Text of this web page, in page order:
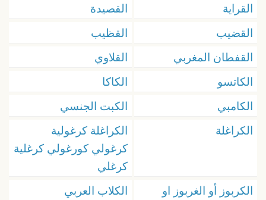
القراية
القصيدة
القضيب
القظيب
القفطان المغربي
القلاوي
الكاتسو
الكاكا
الكامبي
الكبت الجنسي
الكراغلة
الكراغلة كرغولية
كرغولي كورغولي كرغلية
كرغلي
الكربوز أو الغربوز او
الكلاب العربي